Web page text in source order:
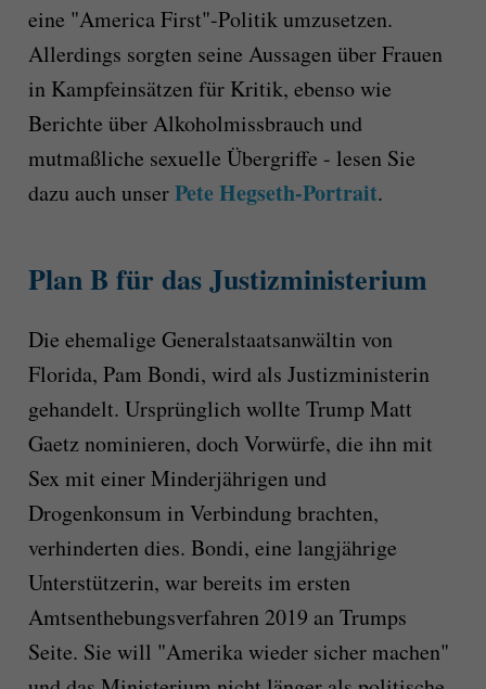
eine "America First"-Politik umzusetzen.
Allerdings sorgten seine Aussagen über Frauen
in Kampfeinsätzen für Kritik, ebenso wie
Berichte über Alkoholmissbrauch und
mutmaßliche sexuelle Übergriffe - lesen Sie
dazu auch unserPete Hegseth-Portrait.
Plan B für das Justizministerium
Die ehemalige Generalstaatsanwältin von
Florida, Pam Bondi, wird als Justizministerin
gehandelt. Ursprünglich wollte Trump Matt
Gaetz nominieren, doch Vorwürfe, die ihn mit
Sex mit einer Minderjährigen und
Drogenkonsum in Verbindung brachten,
verhinderten dies. Bondi, eine langjährige
Unterstützerin, war bereits im ersten
Amtsenthebungsverfahren 2019 an Trumps
Seite. Sie will "Amerika wieder sicher machen"